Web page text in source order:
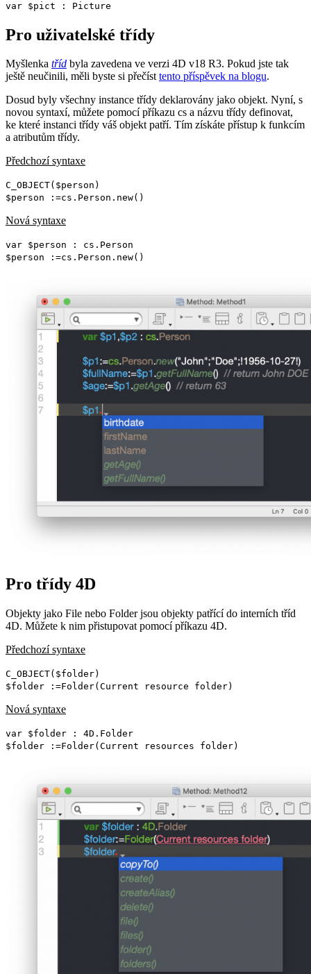
var $pict : Picture
Pro uživatelské třídy
Myšlenka tříd byla zavedena ve verzi 4D v18 R3. Pokud jste tak
ještě neučinili, měli byste si přečísttento příspěvek na blogu.
Dosud byly všechny instance třídy deklarovány jako objekt. Nyní, s
novou syntaxí, můžete pomocí příkazu cs a názvu třídy definovat,
ke které instanci třídy váš objekt patří. Tím získáte přístup k funkcím
a atributům třídy.
Předchozí syntaxe
C_OBJECT( $person )
$person :=cs . Person . new()
Nová syntaxe
var $person : cs . Person
$person :=cs . Person . new()
Pro třídy 4D
Objekty jako File nebo Folderjsou objekty patřící do interních tříd
4D. Můžete k nim přistupovat pomocí příkazu 4D.
Předchozí syntaxe
C_OBJECT( $folder)
$folder :=Folder( Current resource folder)
Nová syntaxe
var $folder : 4D . Folder
$folder :=Folder( Current resources folder)